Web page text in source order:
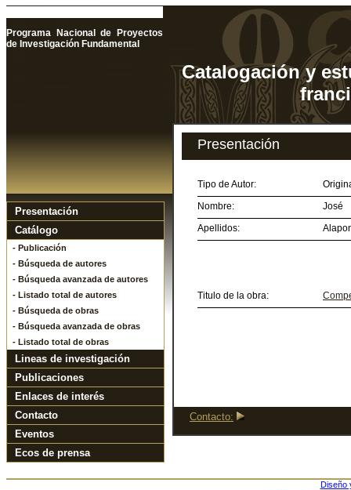
Programa Nacional de Proyectos
de Investigación Fundamental
Catalogación y
Presentación
Catálogo
- Publicación
- Búsqueda de autores
- Búsqueda avanzada de autores
- Listado total de autores
- Búsqueda de obras
- Búsqueda avanzada de obras
- Listado total de obras
Lineas de investigación
Publicaciones
Enlaces de interés
Contacto
Eventos
Ecos de prensa
Presentación
Tipo de Autor:
Nombre:
José
Apellidos:
Titulo de la obra:
Contacto:
Diseño